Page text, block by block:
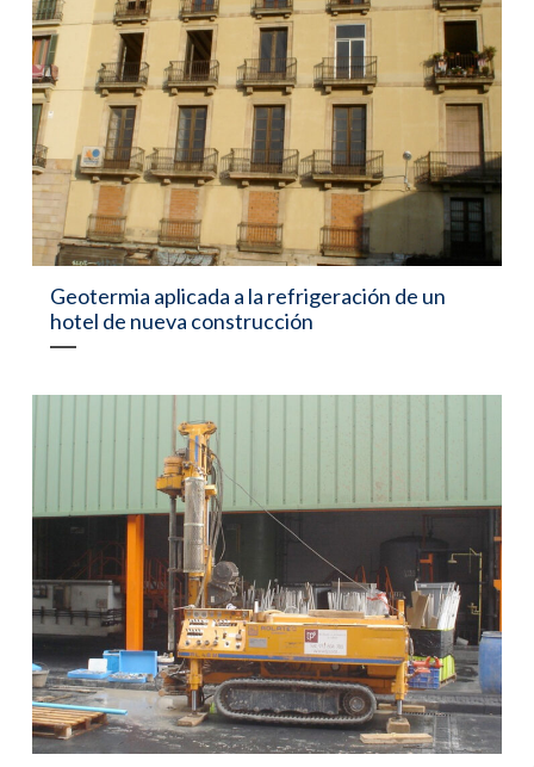
Geotermia aplicada a la refrigeración de un
hotel de nueva construcción